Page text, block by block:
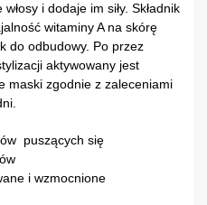
i dodaje im siły. Składnik
witaminy A na skórę
do odbudowy. Po przez
aktywowany jest
maski zgodnie z zaleceniami
puszących się
i wzmocnione